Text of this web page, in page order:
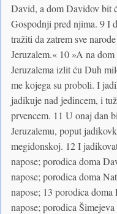
David, a dom Davidov bit
Gospodnji pred njima. 9 I
tražiti da zatrem sve
Jeruzalem.« 10 »A na
Jeruzalema izlit ću Duh
me kojega su proboli. I
jadikuje nad jedincem, i
prvencem. 11 U onaj dan
Jeruzalemu, poput
megidonskoj. 12 I
napose; porodica doma
napose; porodica doma
napose; 13 porodica
napose; porodica